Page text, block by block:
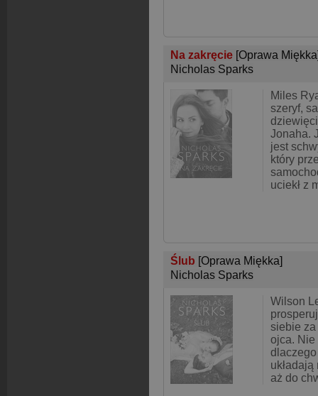
Na zakręcie [Oprawa
Nicholas Sparks
Miles
szeryf,
Jonaha.
jest
który
uciekł z
Ślub [Oprawa Miękka]
Nicholas Sparks
Wilson
siebie za
ojca. Nie
aż do